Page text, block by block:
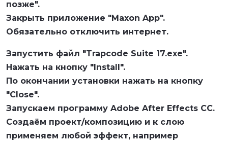
позже".
Закрыть приложение "Maxon App".
Обязательно отключить интернет.
Запустить файл "Trapcode Suite 17.exe".
Нажать на кнопку "Install".
По окончании установки нажать на кнопку
"Close".
Запускаем программу Adobe After Effects CC.
Создаём проект/композицию и к слою
применяем любой эффект, например